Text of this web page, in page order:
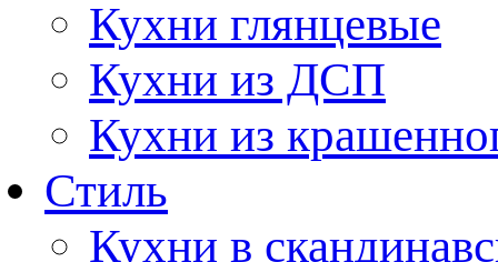
Кухни глянцевые
Кухни из ДСП
Кухни из
Стиль
Кухни в